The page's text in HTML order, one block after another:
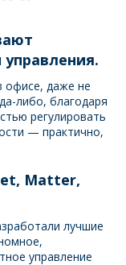
офисе, даже не
либо, благодаря
регулировать
— практично,
Matter,
лучшие
управление